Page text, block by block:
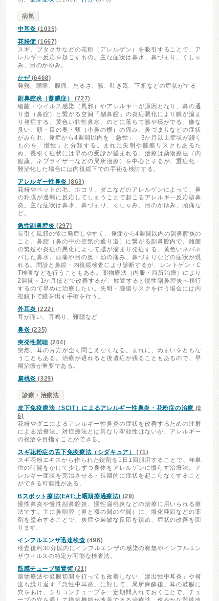
病気
中耳炎 (1035)
花粉症 (1667)
スギ、ブタクサなどの花粉（アレルゲン）を吸引することで、ア
レルギー反応を起こすもの。主な症状は鼻水、鼻づまり、くしゃ
み、目のかゆみ。
かぜ(6468)
発熱、頭痛、腹痛、だるさ、咳、吐き気、下痢などの症状がでる
副鼻腔炎（蓄膿症）
(727)
細菌・ウイルス感染（風邪）やアレルギーが原因となり、鼻の通
り道（鼻腔）と繋がる空洞「副鼻腔」の炎症悪化により膿が溜ま
り発症する。黄色い粘性鼻水、のどに落ちて咳や痰がでる、嫌な
臭い、頭・目の奥・頬（小鼻の横）の痛み、鼻づまりなどの症状
がみられ、発症から4週間以内を「急性」、3か月以上症状が続く
ものを「慢性」と分類する。まれに失明や腫瘍リスクもあるた
め、長引く症状には早めの受診が望まれる。治療は薬物療法（内
服薬、ネブライザーなどの局所治療）を中心とするが、重症化・
難治化した場合には内視鏡下での手術を検討する。
アレルギー性鼻炎 (863)
花粉やペットの毛、ホコリ、ダニなどのアレルゲンによって、鼻
の粘膜が過剰に反応してしまうことで起こるアレルギー反応型鼻
炎。主な症状は鼻水、鼻づまり、くしゃみ、目のかゆみ、頭痛な
ど。
急性副鼻腔炎 (297)
長引く風邪の後に発症しやすく、発症から4週間以内の副鼻腔炎の
こと。鼻腔（鼻の中の空気の通り道）に繋がる副鼻腔内で、雑菌
の繁殖や炎症の悪化によって膿が溜まり発症する。黄色いネバネ
バした鼻水、頭痛や目の奥・頬の痛み、鼻づまりなどの症状が現
れる。問診と鼻鏡・内視鏡検査により診断するが、レントゲン・C
T検査などを行うこともある。薬物療法（内服・局所治療）により
2週間～1か月ほどで改善するが、放置すると慢性副鼻腔炎へ移行
するので早めに治療したい。失明・腫瘍リスクを伴う場合には内
視鏡下で膿を出す手術を行う。
外耳炎 (222)
耳が痛い、耳鳴り、難聴など
鼻炎 (235)
突発性難聴 (204)
突然、耳の片方が全く聞こえなくなる。まれに、めまいをともな
うこともある。治療が遅れると後遺症が残ることもあるので、早
期治療が重要である。
扁桃炎 (329)
診療・治療法
皮下免疫療法（SCIT）によるアレルギー性鼻炎・花粉症の治療 (9
6)
花粉やダニによるアレルギー性鼻炎の症状を改善するための注射
による治療法。対症療法とは異なり即効性はないが、アレルギー
の根治を目指すことができる。
スギ花粉症の舌下免疫療法（シダキュア）
(71)
スギ花粉エキスから作られた錠剤を1日1回服用することで、年単
位の時間をかけて少しずつ身体をアレルゲンに慣らす治療法。ア
レルギー症状を完治させる・長期的に症状を起こらなくすること
ができる可能性がある。
Bスポット療法(EAT:上咽頭擦過療法) (29)
慢性鼻炎や慢性副鼻腔炎、慢性扁桃炎などの治療に用いられる療
法です。主に鼻咽腔（鼻と喉の間の空間）に、塩化亜鉛などの薬
剤を塗布することで、炎症や過敏な反応を鎮め、症状の改善を図
ります。
インフルエンザ迅速検査 (496)
検査後約30分以内にインフルエンザの感染の有無やインフルエン
ザウィルスの特定が可能な検査法。
鼓膜チューブ留置術 (21)
薬物療法や鼓膜切開を行っても改善しない「滲出性中耳炎」や何
度も繰り返す「急性中耳炎」に対して、局所麻酔後、耳の鼓膜に
穴をあけ、シリコンチューブを一定期間入れておくことで、チュ